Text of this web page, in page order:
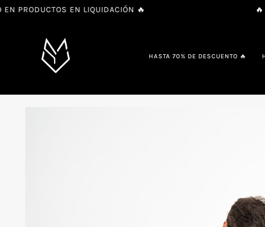
Ir
EN LIQUIDACIÓN 🔥 🔥
HASTA 70% DE DESCUENTO 🔥